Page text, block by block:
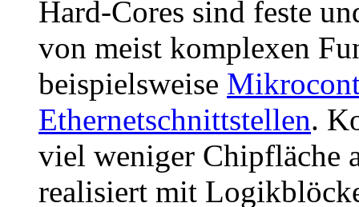
Hard-Cores sind feste
von meist komplexen
beispielsweise
Ethernetschnittstellen.
viel weniger Chipfläche
realisiert mit